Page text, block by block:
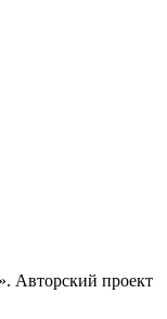
Авторский проект